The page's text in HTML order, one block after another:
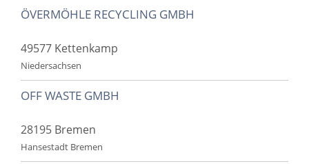
ÖVERMÖHLE RECYCLING GMBH
49577 Kettenkamp
Niedersachsen
OFF WASTE GMBH
28195 Bremen
Hansestadt Bremen